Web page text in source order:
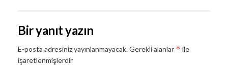
Bir yanıt yazın
E-posta adresiniz yayınlanmayacak.Gerekli alanlar * ile
işaretlenmişlerdir